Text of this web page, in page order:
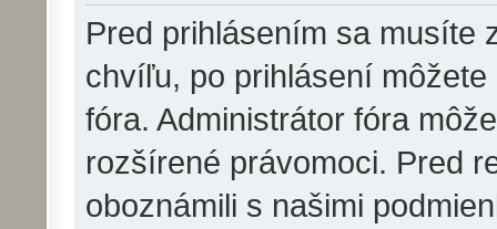
Pred prihlásením sa musíte
chvíľu, po prihlásení
fóra. Administrátor fóra
rozšírené právomoci. Pred
oboznámili s našimi